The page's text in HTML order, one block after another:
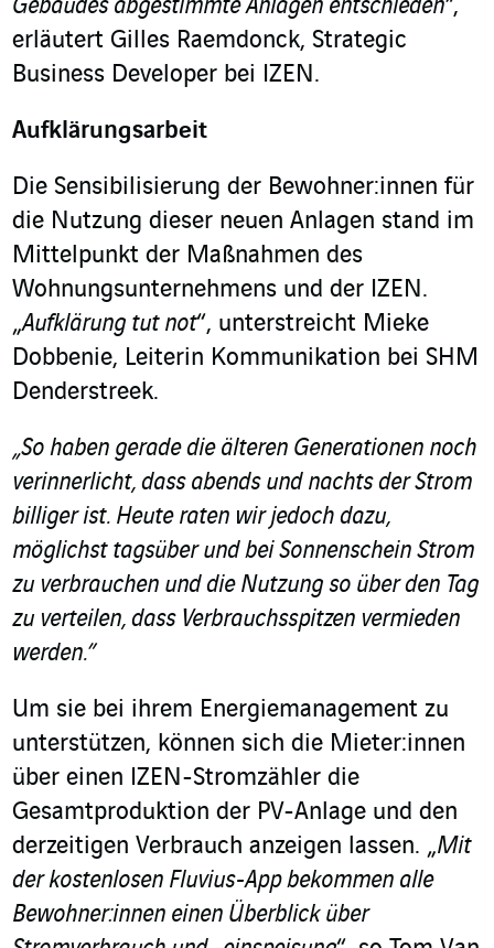
Gebäudes abgestimmte Anlagen entschieden“,
erläutert Gilles Raemdonck, Strategic
Business Developer bei IZEN.
Aufklärungsarbeit
Die Sensibilisierung der Bewohner:innen für
die Nutzung dieser neuen Anlagen stand im
Mittelpunkt der Maßnahmen des
Wohnungsunternehmens und der IZEN.
„Aufklärung tut not“, unterstreicht Mieke
Dobbenie, Leiterin Kommunikation bei SHM
Denderstreek.
„So haben gerade die älteren Generationen noch
verinnerlicht, dass abends und nachts der Strom
billiger ist. Heute raten wir jedoch dazu,
möglichst tagsüber und bei Sonnenschein Strom
zu verbrauchen und die Nutzung so über den Tag
zu verteilen, dass Verbrauchsspitzen vermieden
werden.”
Um sie bei ihrem Energiemanagement zu
unterstützen, können sich die Mieter:innen
über einen IZEN-Stromzähler die
Gesamtproduktion der PV-Anlage und den
derzeitigen Verbrauch anzeigen lassen. „Mit
der kostenlosen Fluvius-App bekommen alle
Bewohner:innen einen Überblick über